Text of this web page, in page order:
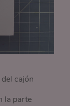
cajón
la parte